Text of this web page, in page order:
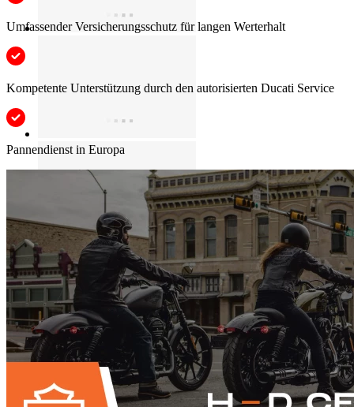
Umfassender Versicherungsschutz für langen Werterhalt
Kompetente Unterstützung durch den autorisierten Ducati Service
Pannendienst in Europa